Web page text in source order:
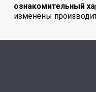
ознакомительный
изменены